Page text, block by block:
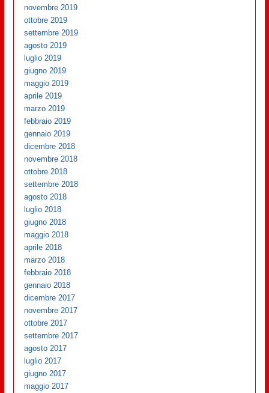
novembre 2019
ottobre 2019
settembre 2019
agosto 2019
luglio 2019
giugno 2019
maggio 2019
aprile 2019
marzo 2019
febbraio 2019
gennaio 2019
dicembre 2018
novembre 2018
ottobre 2018
settembre 2018
agosto 2018
luglio 2018
giugno 2018
maggio 2018
aprile 2018
marzo 2018
febbraio 2018
gennaio 2018
dicembre 2017
novembre 2017
ottobre 2017
settembre 2017
agosto 2017
luglio 2017
giugno 2017
maggio 2017